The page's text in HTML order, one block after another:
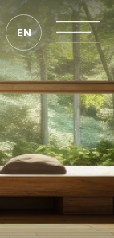
EN
EN
Tìm